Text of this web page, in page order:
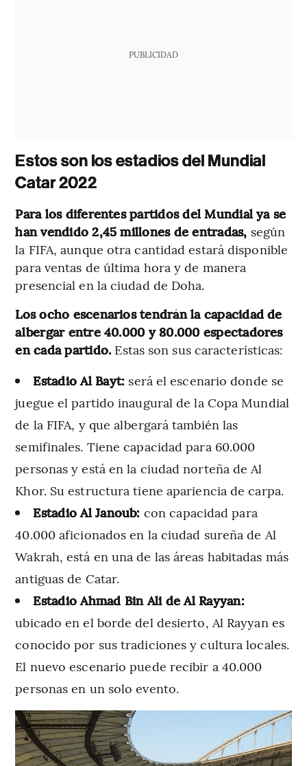
PUBLICIDAD
Estos son los estadios del Mundial
Catar 2022
Para los diferentes partidos del Mundial ya se
han vendido 2,45 millones de entradas, según
la FIFA, aunque otra cantidad estará disponible
para ventas de última hora y de manera
presencial en la ciudad de Doha.
Los ocho escenarios tendrán la capacidad de
albergar entre 40.000 y 80.000 espectadores
en cada partido. Estas son sus características:
Estadio Al Bayt: será el escenario donde se
juegue el partido inaugural de la Copa Mundial
de la FIFA, y que albergará también las
semifinales. Tiene capacidad para 60.000
personas y está en la ciudad norteña de Al
Khor. Su estructura tiene apariencia de carpa.
Estadio Al Janoub: con capacidad para
40.000 aficionados en la ciudad sureña de Al
Wakrah, está en una de las áreas habitadas más
antiguas de Catar.
Estadio Ahmad Bin Ali de Al Rayyan:
ubicado en el borde del desierto, Al Rayyan es
conocido por sus tradiciones y cultura locales.
El nuevo escenario puede recibir a 40.000
personas en un solo evento.